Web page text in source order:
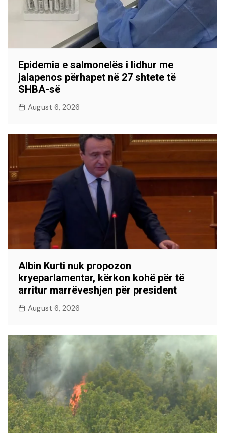
Epidemia e salmonelës i lidhur me
jalapenos përhapet në 27 shtete të
SHBA-së
August 6, 2026
Albin Kurti nuk propozon
kryeparlamentar, kërkon kohë për të
arritur marrëveshjen për president
August 6, 2026